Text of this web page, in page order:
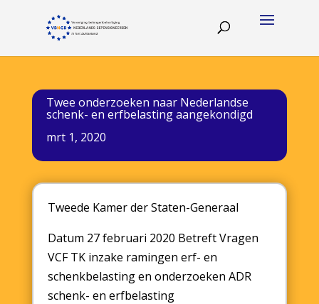
Twee onderzoeken naar Nederlandse
schenk- en erfbelasting aangekondigd
mrt 1, 2020
Tweede Kamer der Staten-Generaal
Datum 27 februari 2020 Betreft Vragen
VCF TK inzake ramingen erf- en
schenkbelasting en onderzoeken ADR
schenk- en erfbelasting